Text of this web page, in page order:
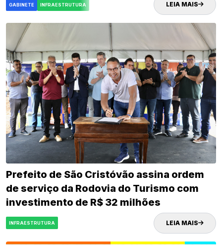
GABINETE INFRAESTRUTURA LEIA MAIS
Prefeito de São Cristóvão assina ordem
de serviço da Rodovia do Turismo com
investimento de R$ 32 milhões
INFRAESTRUTURA LEIA MAIS